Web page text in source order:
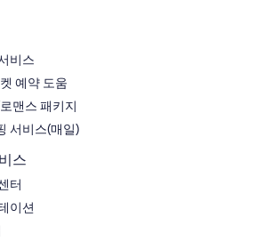
비스
예약 도움
맨스 패키지
서비스(매일)
스
터
이션